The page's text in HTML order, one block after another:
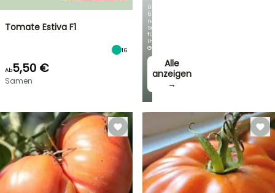
Über
60
neue
Sorten
für
Ihren
Garten!
Alle
anzeigen
→
Tomate Estiva F1
16
Ab5,50 €
Samen